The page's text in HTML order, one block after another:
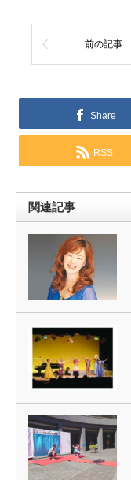
前の記事
Share
RSS
関連記事